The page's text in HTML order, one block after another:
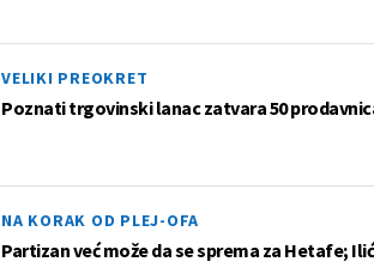
VELIKI PREOKRET
Poznati trgovinski lanac zatvara 50
NA KORAK OD PLEJ-OFA
Partizan već može da se sprema za Hetafe;